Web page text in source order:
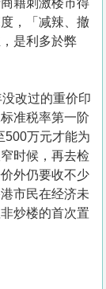
藉刺激楼市得
，「减辣、撤
是利多於弊
改过的重价印
准税率第一阶
500万元才能为
时候，再去检
外仍要收不少
市民在经济未
炒楼的首次置